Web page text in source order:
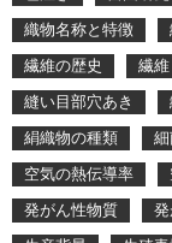
織物名称と特徴
繊維の歴史
繊維
縫い目部穴あき
絹織物の種類
空気の熱伝導率
発がん性物質